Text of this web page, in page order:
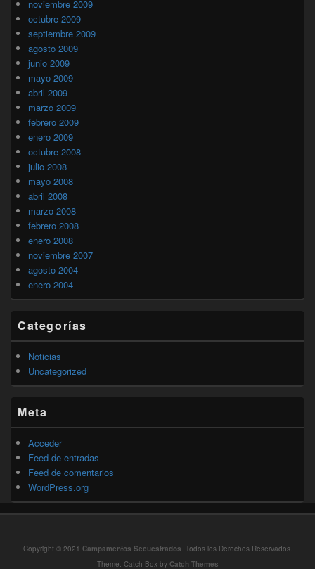
noviembre 2009
octubre 2009
septiembre 2009
agosto 2009
junio 2009
mayo 2009
abril 2009
marzo 2009
febrero 2009
enero 2009
octubre 2008
julio 2008
mayo 2008
abril 2008
marzo 2008
febrero 2008
enero 2008
noviembre 2007
agosto 2004
enero 2004
Categorías
Noticias
Uncategorized
Meta
Acceder
Feed de entradas
Feed de comentarios
WordPress.org
Copyright © 2021 Campamentos Secuestrados . Todos los Derechos Reservados.
Theme: Catch Box by Catch Themes